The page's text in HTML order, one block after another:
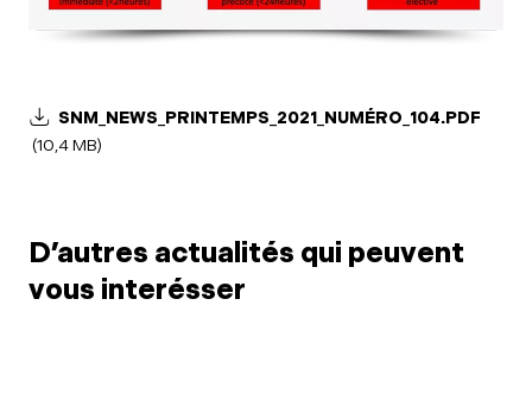
SNM_NEWS_PRINTEMPS_2021_NUMÉRO_104.PDF
(10,4 MB)
D’autres actualités qui peuvent
vous interésser